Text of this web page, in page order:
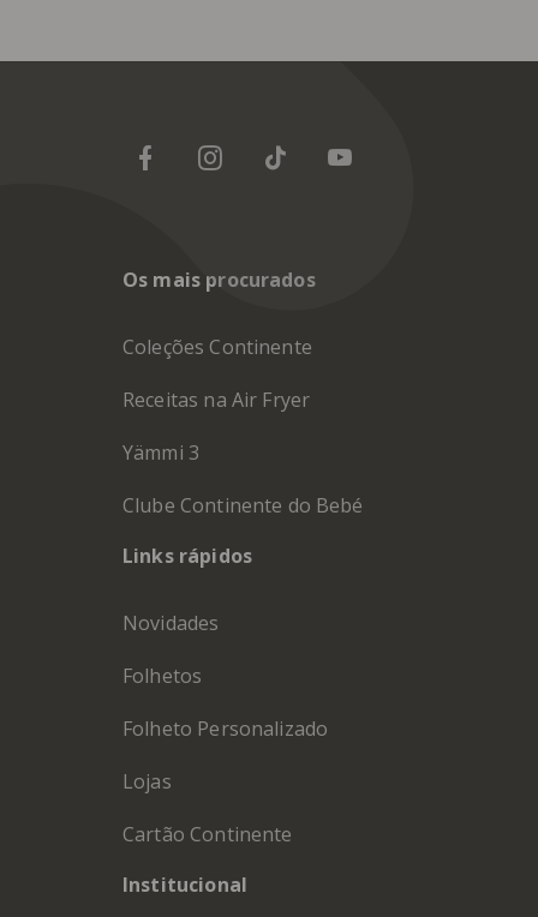
Os mais procurados
Coleções Continente
Receitas na Air Fryer
Yämmi 3
Clube Continente do Bebé
Links rápidos
Novidades
Folhetos
Folheto Personalizado
Lojas
Cartão Continente
Institucional